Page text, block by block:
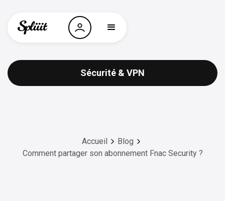
Sécurité & VPN
Accueil
Blog
Comment partager son abonnement Fnac Security ?